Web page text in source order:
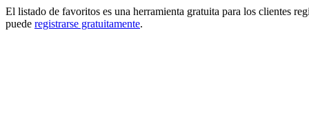
El listado de favoritos es una herramienta gratuita para los clientes
puede registrarse gratuitamente.